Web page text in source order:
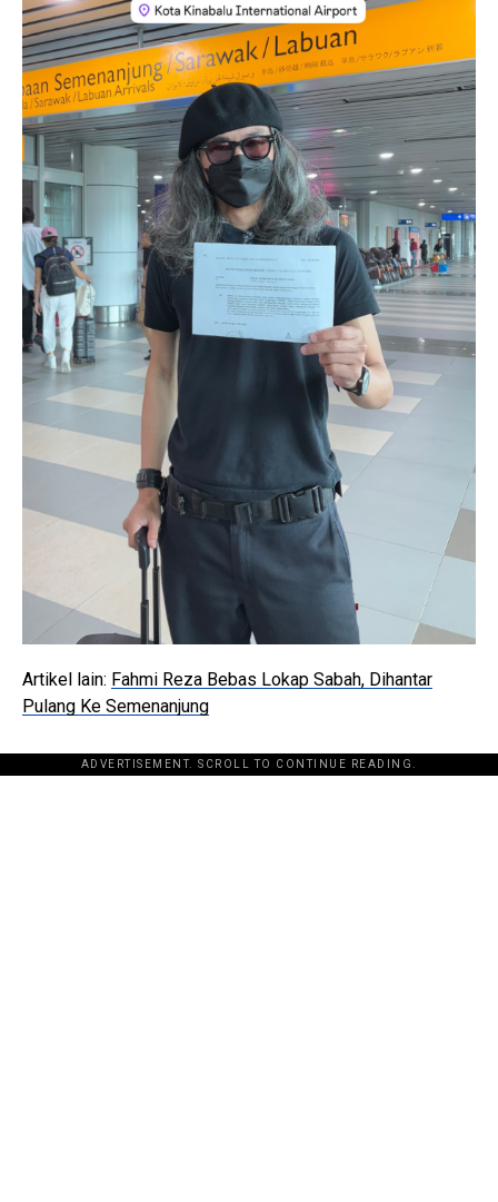
Artikel lain: Fahmi Reza Bebas Lokap Sabah, Dihantar
Pulang Ke Semenanjung
ADVERTISEMENT. SCROLL TO CONTINUE READING.